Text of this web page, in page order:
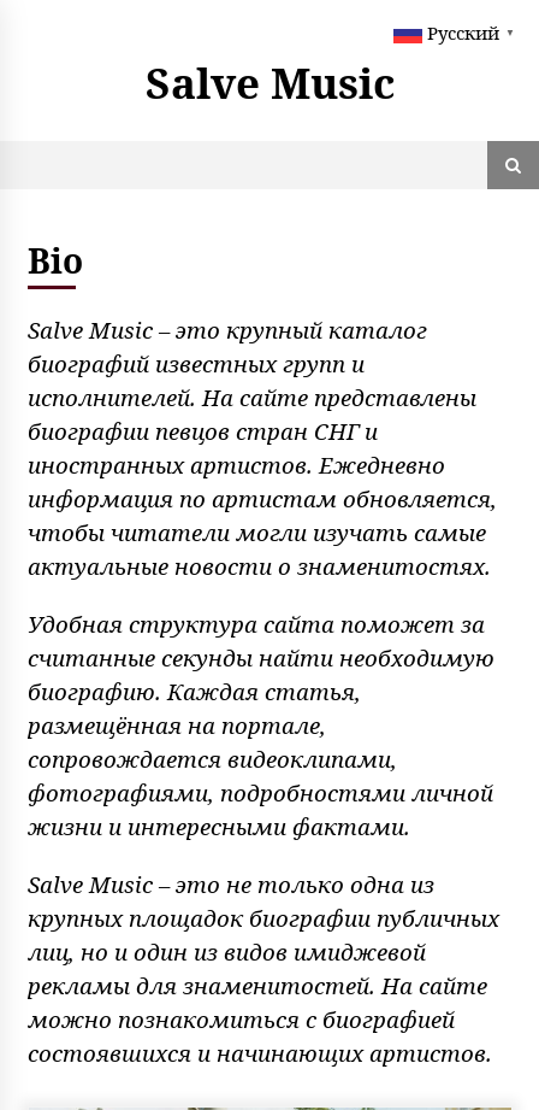
Salve Music
Bio
Salve Music – это крупный каталог
биографий известных групп и
исполнителей. На сайте представлены
биографии певцов стран СНГ и
иностранных артистов. Ежедневно
информация по артистам обновляется,
чтобы читатели могли изучать самые
актуальные новости о знаменитостях.
Удобная структура сайта поможет за
считанные секунды найти необходимую
биографию. Каждая статья,
размещённая на портале,
сопровождается видеоклипами,
фотографиями, подробностями личной
жизни и интересными фактами.
Salve Music – это не только одна из
крупных площадок биографии публичных
лиц, но и один из видов имиджевой
рекламы для знаменитостей. На сайте
можно познакомиться с биографией
состоявшихся и начинающих артистов.
Русский ▼